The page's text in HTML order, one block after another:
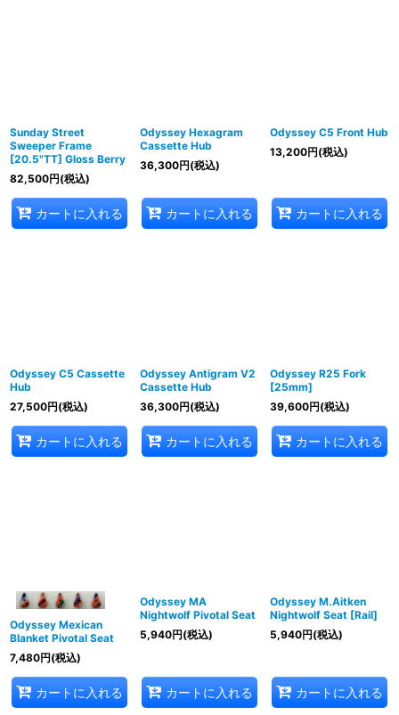
Sunday Street
Sweeper Frame
[20.5"TT] Gloss Berry
82,500円(税込)
カートに入れる
Odyssey Hexagram
Cassette Hub
36,300円(税込)
カートに入れる
Odyssey C5 Front Hub
13,200円(税込)
カートに入れる
Odyssey C5 Cassette
Hub
27,500円(税込)
カートに入れる
Odyssey Antigram V2
Cassette Hub
36,300円(税込)
カートに入れる
Odyssey R25 Fork
[25mm]
39,600円(税込)
カートに入れる
Odyssey Mexican
Blanket Pivotal Seat
7,480円(税込)
カートに入れる
Odyssey MA
Nightwolf Pivotal Seat
5,940円(税込)
カートに入れる
Odyssey M.Aitken
Nightwolf Seat [Rail]
5,940円(税込)
カートに入れる